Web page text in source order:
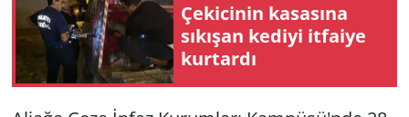
Çekicinin kasasına
sıkışan kediyi itfaiye
kurtardı